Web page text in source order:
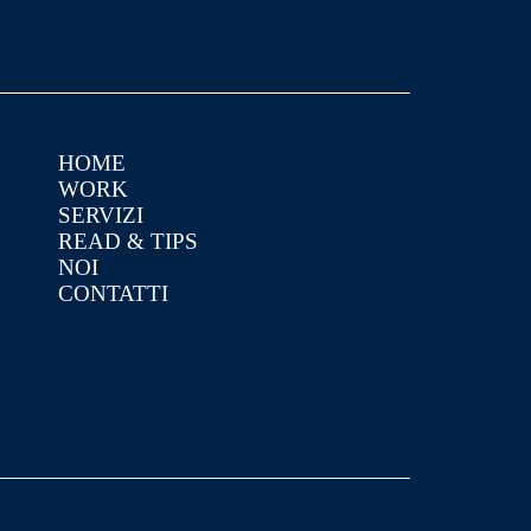
HOME
WORK
SERVIZI
READ & TIPS
NOI
CONTATTI